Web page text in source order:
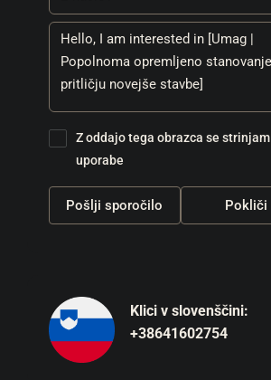
Z oddajo tega obrazca se strinjam
uporabe
Pošlji sporočilo Pokliči
Klici v slovenščini:
+38641602754